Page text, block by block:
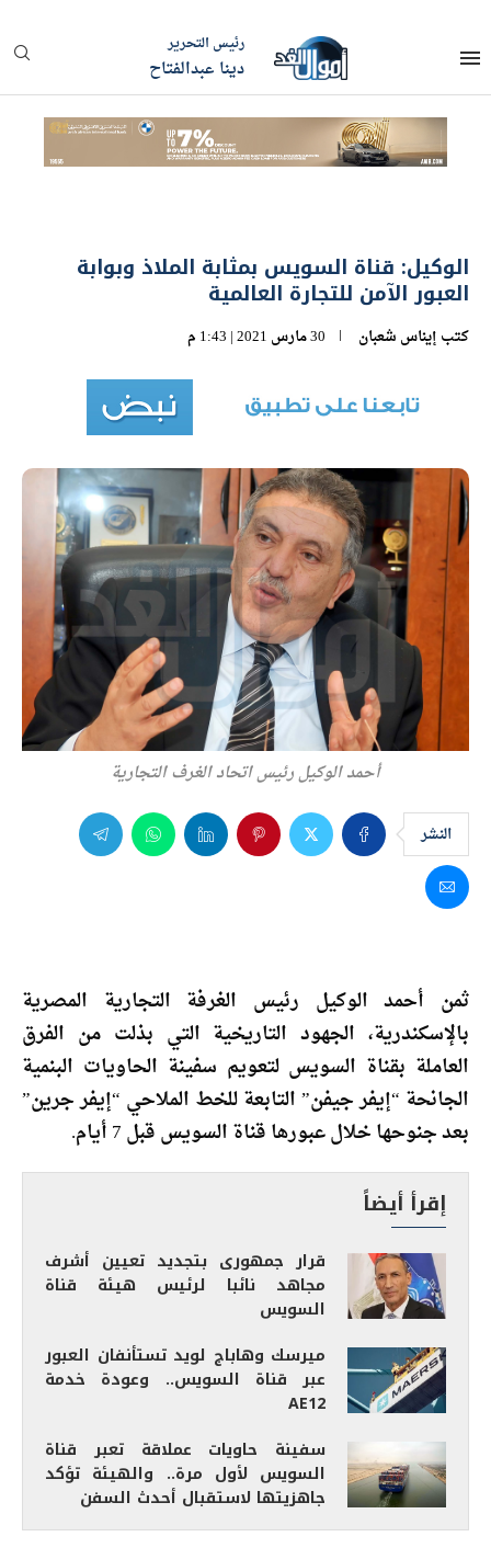
رئيس التحرير
دينا عبدالفتاح
الوكيل: قناة السويس بمثابة الملاذ وبوابة
العبور الآمن للتجارة العالمية
كتب إيناس شعبان 30 مارس 2021 | 1:43 م
أحمد الوكيل رئيس اتحاد الغرف التجارية
النشر
ثمن أحمد الوكيل رئيس الغرفة التجارية المصرية
بالإسكندرية، الجهود التاريخية التي بذلت من الفرق
العاملة بقناة السويس لتعويم سفينة الحاويات البنمية
الجانحة “إيفر جيفن” التابعة للخط الملاحي “إيفر جرين”
بعد جنوحها خلال عبورها قناة السويس قبل 7 أيام.
إقرأ أيضاً
قرار جمهورى بتجديد تعيين أشرف
مجاهد نائبا لرئيس هيئة قناة
السويس
ميرسك وهاباج لويد تستأنفان العبور
عبر قناة السويس.. وعودة خدمة
AE12
سفينة حاويات عملاقة تعبر قناة
السويس لأول مرة.. والهيئة تؤكد
جاهزيتها لاستقبال أحدث السفن